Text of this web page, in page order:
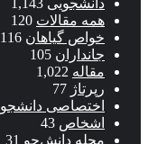
دانشجویی 1,143
همه مقالات 120
خواص گیاهان 116
جانداران 105
مقاله 1,022
رپرتاژ 77
اختصاصی دانشجو
اشخاص 43
مجله دانش‌جو 31